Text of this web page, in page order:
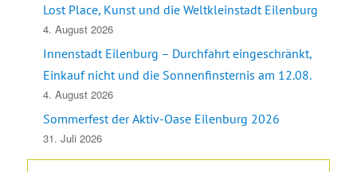
Lost Place, Kunst und die Weltkleinstadt Eilenburg
4. August 2026
Innenstadt Eilenburg – Durchfahrt eingeschränkt,
Einkauf nicht und die Sonnenfinsternis am 12.08.
4. August 2026
Sommerfest der Aktiv-Oase Eilenburg 2026
31. Juli 2026